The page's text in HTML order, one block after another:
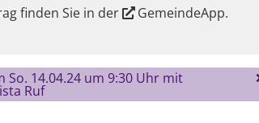
finden Sie in der
GemeindeApp.
So. 14.04.24 um 9:30 Uhr mit
Ruf